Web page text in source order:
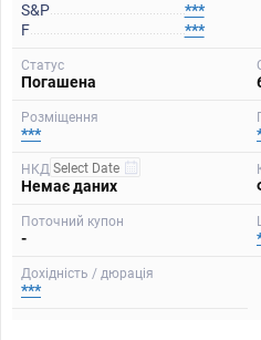
S&P
***
F
***
Статус
Погашена
Розміщення
***
НКД
Немає даних
Поточний купон
-
Дохідність / дюрація
***